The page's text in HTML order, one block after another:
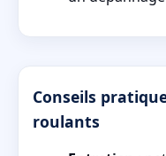
Conseils
roulants